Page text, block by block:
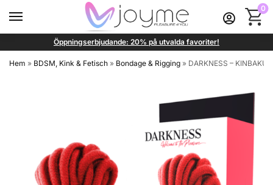
0
Öppningserbjudande: 20% på utvalda favoriter!
Hem » BDSM, Kink & Fetisch » Bondage & Rigging » DARKNESS – KINBAKU